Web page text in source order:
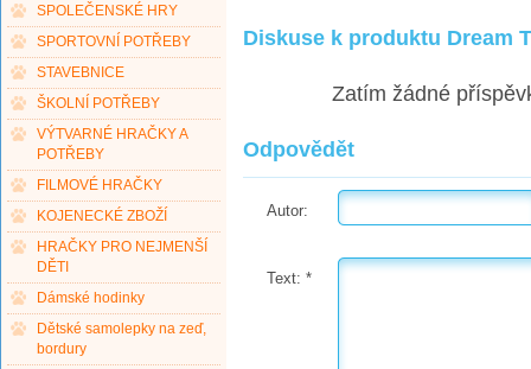
SPOLEČENSKÉ HRY
SPORTOVNÍ POTŘEBY
STAVEBNICE
ŠKOLNÍ POTŘEBY
VÝTVARNÉ HRAČKY A
POTŘEBY
FILMOVÉ HRAČKY
KOJENECKÉ ZBOŽÍ
HRAČKY PRO NEJMENŠÍ
DĚTI
Dámské hodinky
Dětské samolepky na zeď,
bordury
Diskuse k produktu Dream
Zatím žádné
Odpovědět
Autor:
Text: *